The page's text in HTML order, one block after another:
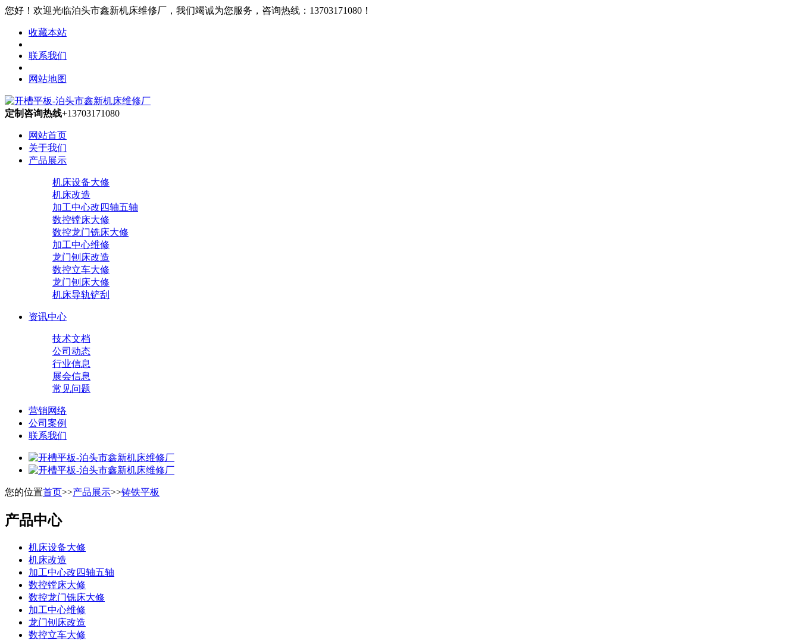
您好！欢迎光临泊头市鑫新机床维修厂，我们竭诚为您服务，咨询热线：13703171080！
收藏本站
联系我们
网站地图
定制咨询热线+13703171080
网站首页
关于我们
产品展示
机床设备大修
机床改造
加工中心改四轴五轴
数控镗床大修
数控龙门铣床大修
加工中心维修
龙门刨床改造
数控立车大修
龙门刨床大修
机床导轨铲刮
资讯中心
技术文档
公司动态
行业信息
展会信息
常见问题
营销网络
公司案例
联系我们
您的位置首页>>产品展示>>铸铁平板
产品中心
机床设备大修
机床改造
加工中心改四轴五轴
数控镗床大修
数控龙门铣床大修
加工中心维修
龙门刨床改造
数控立车大修